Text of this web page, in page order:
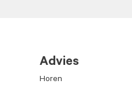
Advies
Horen